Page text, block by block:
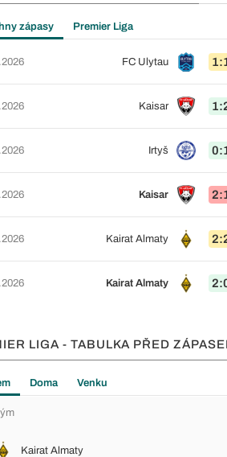
zápasy Premier Liga
FC Ulytau
Kaisar
Irtyš
Kaisar
Kairat Almaty
Kairat Almaty
LIGA - TABULKA PŘED
Doma Venku
Kairat Almaty